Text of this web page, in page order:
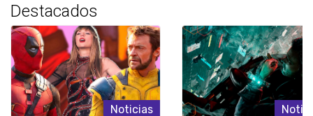
Destacados
Noticias